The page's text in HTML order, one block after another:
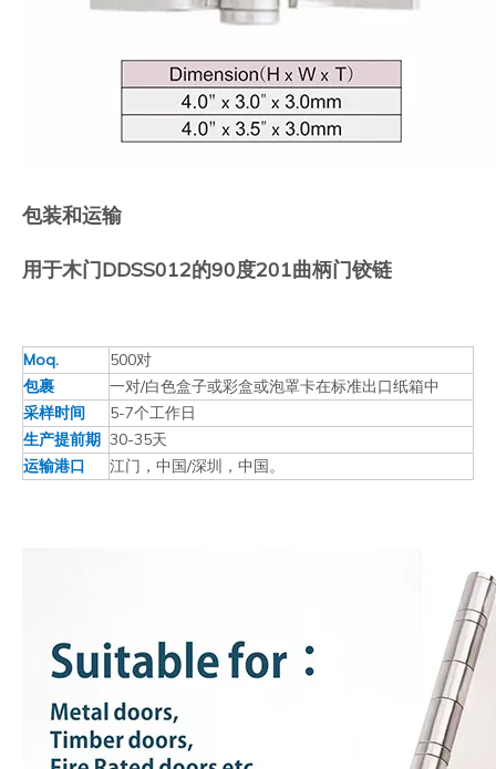
包装和运输
用于木门DDSS012的90度201曲柄门铰链
Moq.
500对
包裹
一对/白色盒子或彩盒或泡罩卡在标准出口纸箱中
采样时间
5-7个工作日
生产提前期 30-35天
运输港口
江门，中国/深圳，中国。